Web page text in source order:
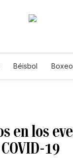
Béisbol Boxeo
en los
19